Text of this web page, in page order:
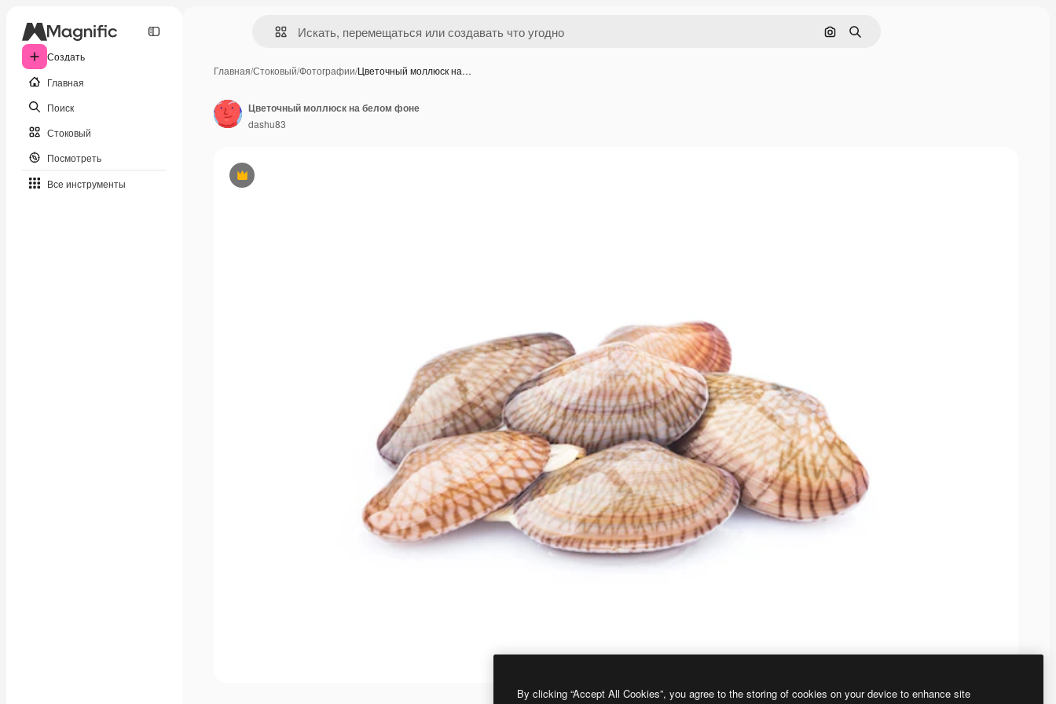
Создать
Главная
Поиск
Стоковый
Посмотреть
Все инструменты
Поиск по изображению
Поиск
Главная/Стоковый/Фотографии/Цветочный моллюск на…
Премиум
Цветочный моллюск на белом фоне
dashu83
By clicking “Accept All Cookies”, you agree to the storing of cookies on your device to enhance site